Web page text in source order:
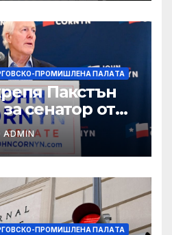
ПРОМИШЛЕНА ПАЛAТА
Пакстън
сенатор от
ADMIN
ПРОМИШЛЕНА ПАЛAТА